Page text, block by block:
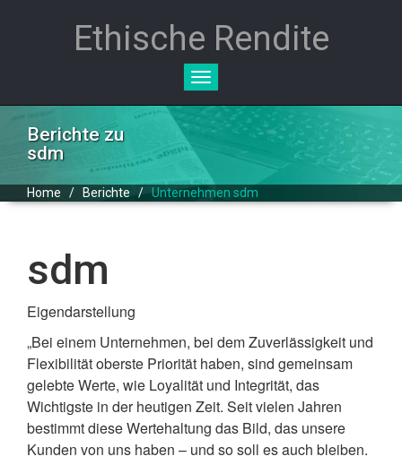
Ethische Rendite
Toggle
Berichte zu
sdm
Home / Berichte / Unternehmen sdm
sdm
Eigendarstellung
„Bei einem Unternehmen, bei dem Zuverlässigkeit und
Flexibilität oberste Priorität haben, sind gemeinsam
gelebte Werte, wie Loyalität und Integrität, das
Wichtigste in der heutigen Zeit. Seit vielen Jahren
bestimmt diese Wertehaltung das Bild, das unsere
Kunden von uns haben – und so soll es auch bleiben.